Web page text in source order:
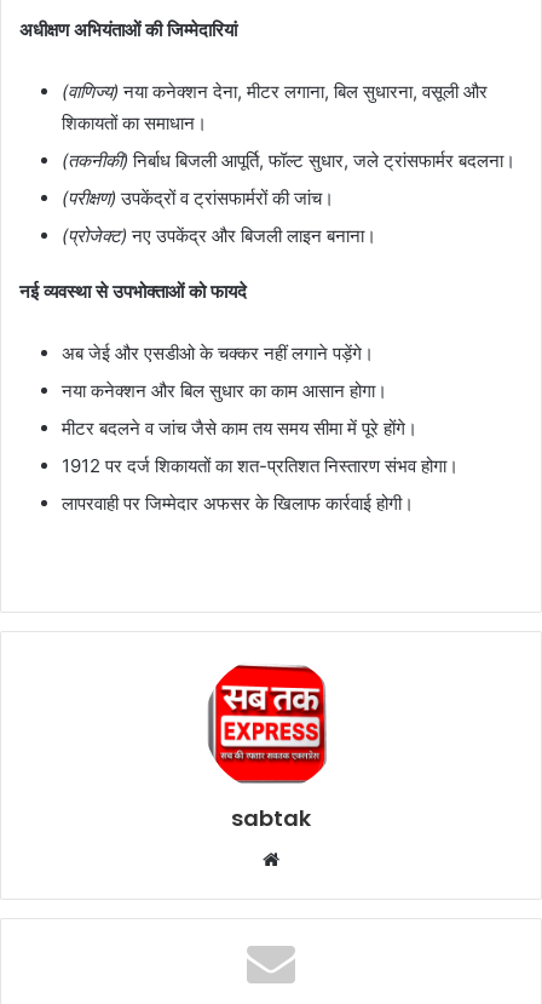
अधीक्षण अभियंताओं की जिम्मेदारियां
(वाणिज्य) नया कनेक्शन देना, मीटर लगाना, बिल सुधारना, वसूली और
शिकायतों का समाधान।
(तकनीकी) निर्बाध बिजली आपूर्ति, फॉल्ट सुधार, जले ट्रांसफार्मर बदलना।
(परीक्षण) उपकेंद्रों व ट्रांसफार्मरों की जांच।
(प्रोजेक्ट) नए उपकेंद्र और बिजली लाइन बनाना।
नई व्यवस्था से उपभोक्ताओं को फायदे
अब जेई और एसडीओ के चक्कर नहीं लगाने पड़ेंगे।
नया कनेक्शन और बिल सुधार का काम आसान होगा।
मीटर बदलने व जांच जैसे काम तय समय सीमा में पूरे होंगे।
1912 पर दर्ज शिकायतों का शत-प्रतिशत निस्तारण संभव होगा।
लापरवाही पर जिम्मेदार अफसर के खिलाफ कार्रवाई होगी।
sabtak
Website